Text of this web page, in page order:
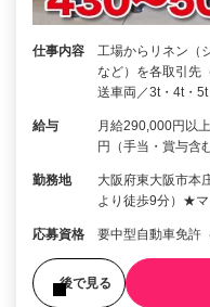
仕事内容
工場からリネン（
など）を各取引先
送車両／3t・4t・
給与
月給290,000円以
円（手当・賞与含む
勤務地
大阪府東大阪市本
より徒歩9分）★マ
応募資格 要中型自動車免許
後で見る